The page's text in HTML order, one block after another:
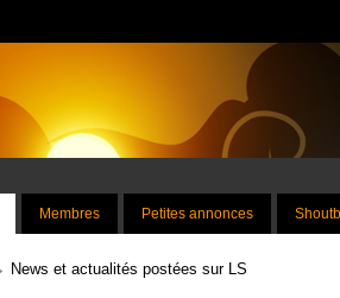
Membres Petites annonces
News et actualités postées sur LS